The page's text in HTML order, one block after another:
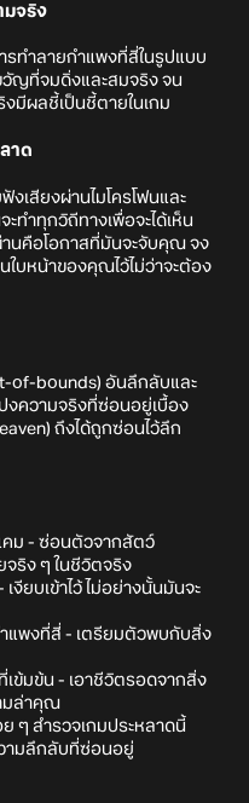
มจริง
รทำลายกำแพงที่สี่ในรูปแบบ
ญที่จมดิ่งและสมจริง จน
มีผลชี้เป็นชี้ตายในเกม
าด
เสียงผ่านไมโครโฟนและ
ทำทุกวิถีทางเพื่อจะได้เห็น
นคือโอกาสที่มันจะจับคุณ จง
ใบหน้าของคุณไว้ไม่ว่าจะต้อง
of-bounds) อันลึกลับและ
งความจริงที่ซ่อนอยู่เบื้อง
ถึงได้ถูกซ่อนไว้ลึก
ม - ซ่อนตัวจากสัตว์
ริง ๆ ในชีวิตจริง
งียบเข้าไว้ ไม่อย่างนั้นมันจะ
แพงที่สี่ - เตรียมตัวพบกับสิ่ง
เข้มข้น - เอาชีวิตรอดจากสิ่ง
มล่าคุณ
ๆ สำรวจเกมประหลาดนี้
วามลึกลับที่ซ่อนอยู่